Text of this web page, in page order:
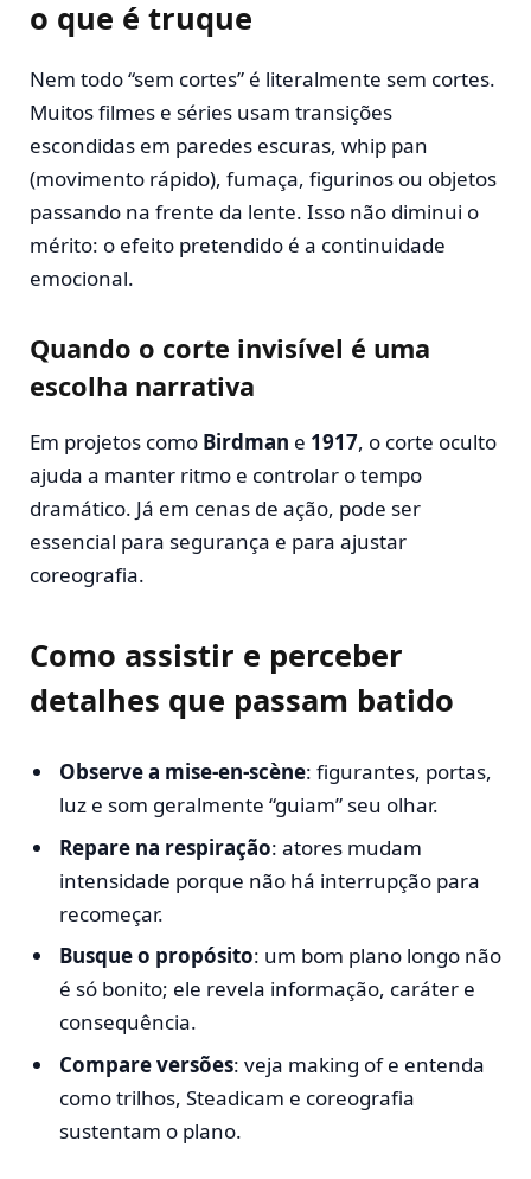
o que é truque
Nem todo “sem cortes” é literalmente sem cortes.
Muitos filmes e séries usam transições
escondidas em paredes escuras, whip pan
(movimento rápido), fumaça, figurinos ou objetos
passando na frente da lente. Isso não diminui o
mérito: o efeito pretendido é a continuidade
emocional.
Quando o corte invisível é uma
escolha narrativa
Em projetos como Birdman e 1917, o corte oculto
ajuda a manter ritmo e controlar o tempo
dramático. Já em cenas de ação, pode ser
essencial para segurança e para ajustar
coreografia.
Como assistir e perceber
detalhes que passam batido
Observe a mise-en-scène: figurantes, portas,
luz e som geralmente “guiam” seu olhar.
Repare na respiração: atores mudam
intensidade porque não há interrupção para
recomeçar.
Busque o propósito: um bom plano longo não
é só bonito; ele revela informação, caráter e
consequência.
Compare versões: veja making of e entenda
como trilhos, Steadicam e coreografia
sustentam o plano.